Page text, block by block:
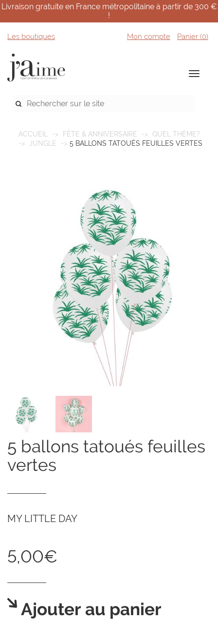
Livraison gratuite en France métropolitaine à partir de 300 €
!
Les boutiques Mon compte Panier (0)
ACCUEIL FÊTE & ANNIVERSAIRE
QUEL THÈME?
JUNGLE
5 BALLONS TATOUÉS FEUILLES VERTES
5 ballons tatoués feuilles
vertes
MY LITTLE DAY
5,00€
Ajouter au panier